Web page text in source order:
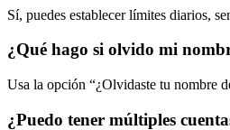
Sí, puedes establecer límites diarios,
¿Qué hago si olvido mi
Usa la opción “¿Olvidaste tu nombre
¿Puedo tener múltiples